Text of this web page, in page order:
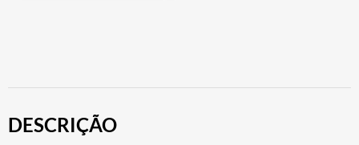
DESCRIÇÃO